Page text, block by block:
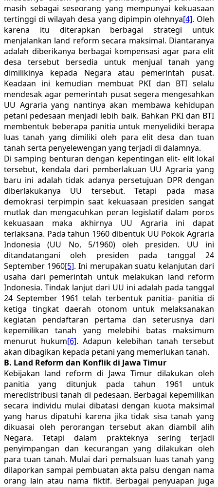
masih sebagai seseorang yang mempunyai kekuasaan
tertinggi di wilayah desa yang dipimpin olehnya[4]. Oleh
karena itu diterapkan berbagai strategi untuk
menjalankan land reform secara maksimal. Diantaranya
adalah diberikanya berbagai kompensasi agar para elit
desa tersebut bersedia untuk menjual tanah yang
dimilikinya kepada Negara atau pemerintah pusat.
Keadaan ini kemudian membuat PKI dan BTI selalu
mendesak agar pemerintah pusat segera mengesahkan
UU Agraria yang nantinya akan membawa kehidupan
petani pedesaan menjadi lebih baik. Bahkan PKI dan BTI
membentuk beberapa panitia untuk menyelidiki berapa
luas tanah yang dimiliki oleh para elit desa dan tuan
tanah serta penyelewengan yang terjadi di dalamnya.
Di samping benturan dengan kepentingan elit- elit lokal
tersebut, kendala dari pemberlakuan UU Agraria yang
baru ini adalah tidak adanya persetujuan DPR dengan
diberlakukanya UU tersebut. Tetapi pada masa
demokrasi terpimpin saat kekuasaan presiden sangat
mutlak dan mengacuhkan peran legislatif dalam poros
kekuasaan maka akhirnya UU Agraria ini dapat
terlaksana. Pada tahun 1960 dibentuk UU Pokok Agraria
Indonesia (UU No, 5/1960) oleh presiden. UU ini
ditandatangani oleh presiden pada tanggal 24
September 1960[5]. Ini merupakan suatu kelanjutan dari
usaha dari pemerintah untuk melakukan land reform
Indonesia. Tindak lanjut dari UU ini adalah pada tanggal
24 September 1961 telah terbentuk panitia- panitia di
ketiga tingkat daerah otonom untuk melaksanakan
kegiatan pendaftaran pertama dan seterusnya dari
kepemilikan tanah yang melebihi batas maksimum
menurut hukum[6]. Adapun kelebihan tanah tersebut
akan dibagikan kepada petani yang memerlukan tanah.
B. Land Reform dan Konflik di Jawa Timur
Kebijakan land reform di Jawa Timur dilakukan oleh
panitia yang ditunjuk pada tahun 1961 untuk
meredistribusi tanah di pedesaan. Berbagai kepemilikan
secara individu mulai dibatasi dengan kuota maksimal
yang harus dipatuhi karena jika tidak sisa tanah yang
dikuasai oleh perorangan tersebut akan diambil alih
Negara. Tetapi dalam prakteknya sering terjadi
penyimpangan dan kecurangan yang dilakukan oleh
para tuan tanah. Mulai dari pemalsuan luas tanah yang
dilaporkan sampai pembuatan akta palsu dengan nama
orang lain atau nama fiktif. Berbagai penyuapan juga